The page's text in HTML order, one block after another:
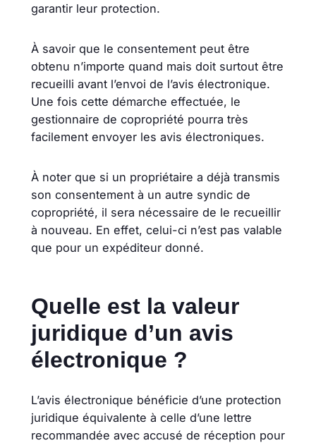
garantir leur protection.
À savoir que le consentement peut être
obtenu n’importe quand mais doit surtout être
recueilli avant l’envoi de l’avis électronique.
Une fois cette démarche effectuée, le
gestionnaire de copropriété pourra très
facilement envoyer les avis électroniques.
À noter que si un propriétaire a déjà transmis
son consentement à un autre syndic de
copropriété, il sera nécessaire de le recueillir
à nouveau. En effet, celui-ci n’est pas valable
que pour un expéditeur donné.
Quelle est la valeur
juridique d’un avis
électronique ?
L’avis électronique bénéficie d’une protection
juridique équivalente à celle d’une lettre
recommandée avec accusé de réception pour